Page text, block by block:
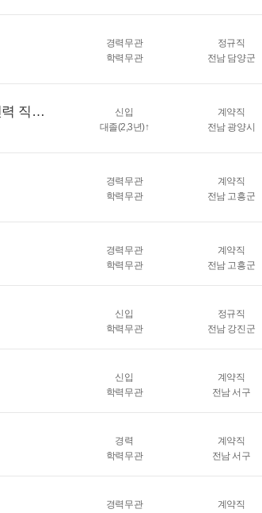
경력무관
학력무관
정규직
전남 담양군
최중증발달장애인 통합돌봄서비스 [주간 개별1:1]사업수행 제공인력 직원 채용 공고(육아휴직 대체인력)
신입
대졸(2,3년)↑
계약직
전남 광양시
경력무관
학력무관
계약직
전남 고흥군
경력무관
학력무관
계약직
전남 고흥군
신입
학력무관
정규직
전남 강진군
신입
학력무관
계약직
전남 서구
경력
학력무관
계약직
전남 서구
경력무관
계약직